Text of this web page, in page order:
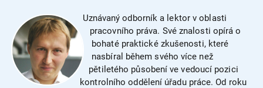
Uznávaný odborník a lektor v oblasti
pracovního práva. Své znalosti opírá o
bohaté praktické zkušenosti, které
nasbíral během svého více než
pětiletého působení ve vedoucí pozici
kontrolního oddělení úřadu práce. Od roku